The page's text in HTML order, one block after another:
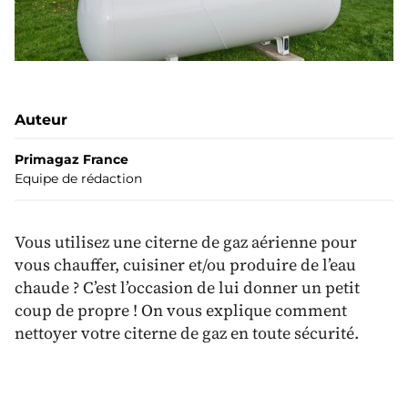
Auteur
Primagaz France
Equipe de rédaction
Vous utilisez une citerne de gaz aérienne pour
vous chauffer, cuisiner et/ou produire de l’eau
chaude ? C’est l’occasion de lui donner un petit
coup de propre ! On vous explique comment
nettoyer votre citerne de gaz en toute sécurité.